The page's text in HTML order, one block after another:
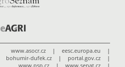
www.asocr.cz | eesc.europa.eu
|
bohumir-dufek.cz
| portal.gov.cz
|
www.psp.cz
| www.senat.cz |